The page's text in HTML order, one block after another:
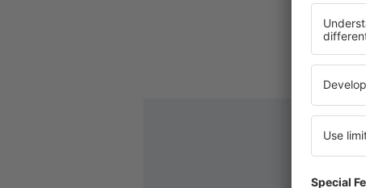
Kontrollér oplysninger